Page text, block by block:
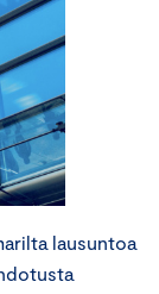
lausuntoa